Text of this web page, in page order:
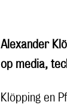
Alexander
op media,
Klöpping en